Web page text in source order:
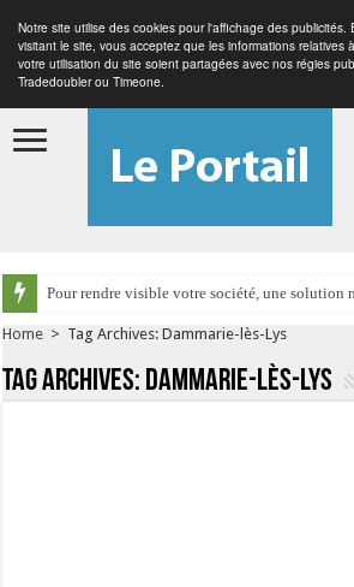
Notre site utilise des cookies pour l'affichage des publicités.
visitant le site, vous acceptez que les informations relatives à
votre utilisation du site soient partagées avec nos régies
Tradedoubler ou Timeone.
Pour rendre visible votre société, une solution
Home > Tag Archives: Dammarie-lès-Lys
Tag Archives: Dammarie-lès-Lys